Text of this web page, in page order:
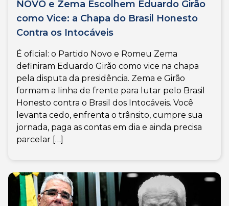
NOVO e Zema Escolhem Eduardo Girão
como Vice: a Chapa do Brasil Honesto
Contra os Intocáveis
É oficial: o Partido Novo e Romeu Zema
definiram Eduardo Girão como vice na chapa
pela disputa da presidência. Zema e Girão
formam a linha de frente para lutar pelo Brasil
Honesto contra o Brasil dos Intocáveis. Você
levanta cedo, enfrenta o trânsito, cumpre sua
jornada, paga as contas em dia e ainda precisa
parcelar […]